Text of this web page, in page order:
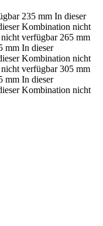
235 mm In dieser
Kombination nicht
verfügbar 265 mm
mm In dieser
Kombination nicht
verfügbar 305 mm
mm In dieser
Kombination nicht